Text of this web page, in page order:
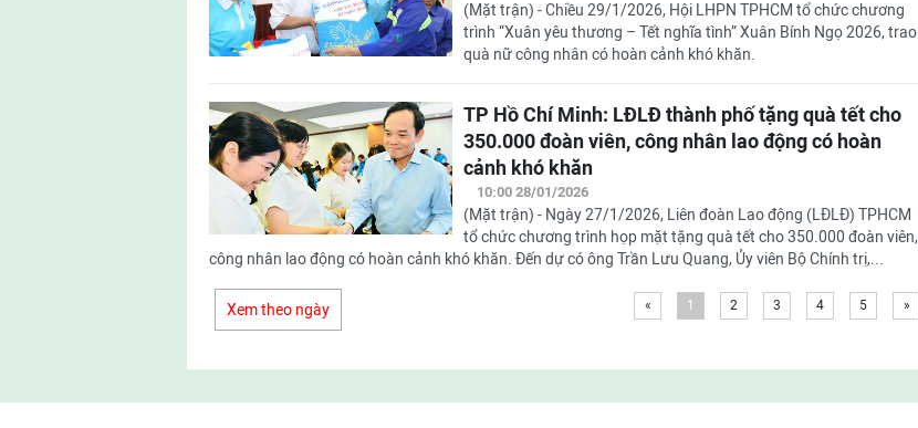
(Mặt trận) - Chiều 29/1/2026, Hội LHPN TPHCM tổ chức chương
trình “Xuân yêu thương – Tết nghĩa tình” Xuân Bính Ngọ 2026, trao
quà nữ công nhân có hoàn cảnh khó khăn.
TP Hồ Chí Minh: LĐLĐ thành phố tặng quà tết cho
350.000 đoàn viên, công nhân lao động có hoàn
cảnh khó khăn
10:00 28/01/2026
(Mặt trận) - Ngày 27/1/2026, Liên đoàn Lao động (LĐLĐ) TPHCM
tổ chức chương trình họp mặt tặng quà tết cho 350.000 đoàn viên,
công nhân lao động có hoàn cảnh khó khăn. Đến dự có ông Trần Lưu Quang, Ủy viên Bộ Chính trị,...
Xem theo ngày « 1 2 3 4 5 »